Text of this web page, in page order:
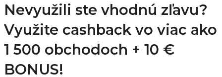
Nevyužili ste vhodnú zľavu?
Využite cashback vo viac ako
1 500 obchodoch + 10 €
BONUS!